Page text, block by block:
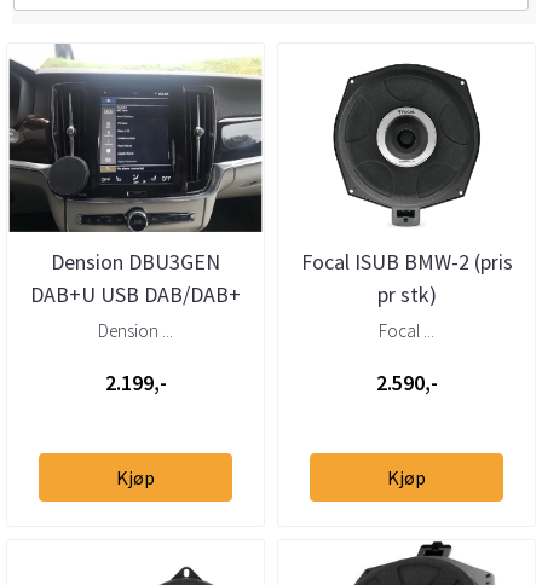
Dension DBU3GEN
DAB+U USB DAB/DAB+
mottaker – helintegrert
Dension ...
2.199,-
Kjøp
Focal ISUB BMW-2 (pris
pr stk)
Focal ...
2.590,-
Kjøp